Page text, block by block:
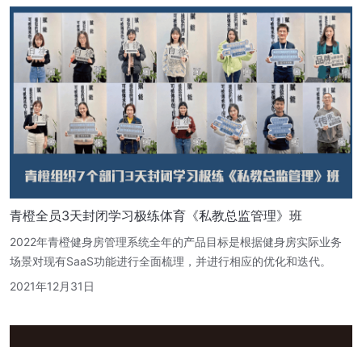
青橙全员3天封闭学习极练体育《私教总监管理》班
2022年青橙健身房管理系统全年的产品目标是根据健身房实际业务
场景对现有SaaS功能进行全面梳理，并进行相应的优化和迭代。
2021年12月31日